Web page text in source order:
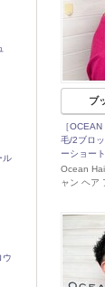
ル
ウ
ブ
［
毛/2ブロ
ーショー
Ocean
ャン ヘア